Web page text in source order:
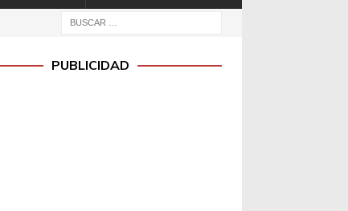
PUBLICIDAD